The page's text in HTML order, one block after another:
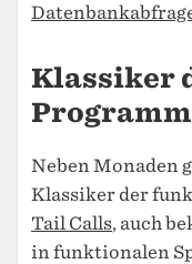
Klassiker
Neben Monaden
Klassiker der
Tail Calls, auch
in funktionalen